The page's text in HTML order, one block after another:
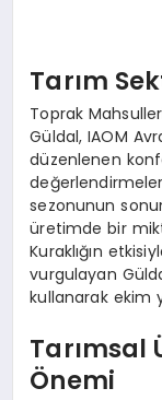
Tarım
Toprak
Güldal, IAOM
düzenlenen
sezonunun
üretimde bir
Kuraklığın
vurgulayan
kullanarak ekim
Tarımsal
Önemi